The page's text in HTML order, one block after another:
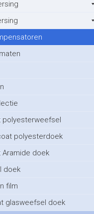
polyesterweefsel
polyesterdoek
Aramide doek
doek
film
glasweefsel doek